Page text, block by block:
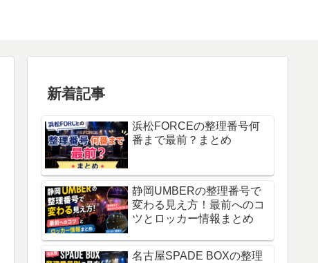
新着記事
浜松FORCEの整理番号何
番まで最前？まとめ
静岡UMBERの整理番号で
変わる見え方！最前へのコ
ツとロッカー情報まとめ
名古屋SPADE BOXの整理